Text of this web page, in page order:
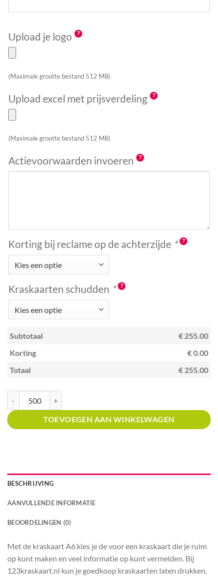
Upload je logo
(Maximale grootte bestand 512 MB)
Upload excel met prijsverdeling
(Maximale grootte bestand 512 MB)
Actievoorwaarden invoeren
Korting bij reclame op de achterzijde *
Kraskaarten schudden *
Subtotaal
€ 255.00
Korting
€ 0.00
Totaal
€ 255.00
TOEVOEGEN AAN WINKELWAGEN
BESCHRIJVING
AANVULLENDE INFORMATIE
BEOORDELINGEN (0)
Met de kraskaart A6 kies je de voor een kraskaart die je ruim
op kunt maken en veel informatie op kunt vermelden. Bij
123kraskaart.nl kun je goedkoop kraskaarten laten drukken.